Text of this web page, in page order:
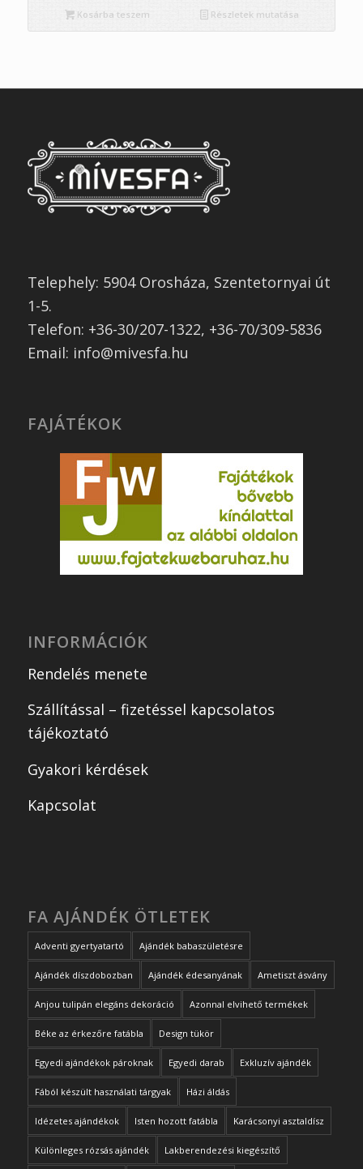
Kosárba teszem Részletek mutatása
Telephely: 5904 Orosháza, Szentetornyai út
1-5.
Telefon: +36-30/207-1322, +36-70/309-5836
Email: info@mivesfa.hu
FAJÁTÉKOK
INFORMÁCIÓK
Rendelés menete
Szállítással – fizetéssel kapcsolatos
tájékoztató
Gyakori kérdések
Kapcsolat
FA AJÁNDÉK ÖTLETEK
Adventi gyertyatartó Ajándék babaszületésre
Ajándék díszdobozban Ajándék édesanyának Ametiszt ásvány
Anjou tulipán elegáns dekoráció Azonnal elvihető termékek
Béke az érkezőre fatábla Design tükör
Egyedi ajándékok pároknak Egyedi darab Exkluzív ajándék
Fából készült használati tárgyak Házi áldás
Idézetes ajándékok Isten hozott fatábla Karácsonyi asztaldísz
Különleges rózsás ajándék Lakberendezési kiegészítő